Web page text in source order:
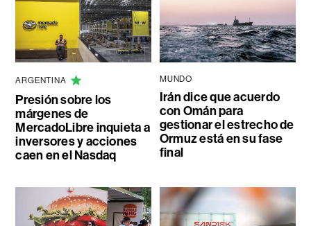
ARGENTINA
Presión sobre los
márgenes de
MercadoLibre inquieta a
inversores y acciones
caen en el Nasdaq
MUNDO
Irán dice que acuerdo
con Omán para
gestionar el estrecho de
Ormuz está en su fase
final